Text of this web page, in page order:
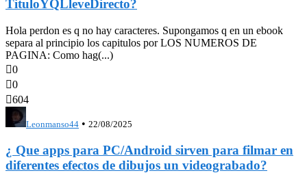
TituloYQLleveDirecto?
Hola perdon es q no hay caracteres. Supongamos q en un ebook
separa al principio los capitulos por LOS NUMEROS DE
PAGINA: Como hag(...)
0
0
604
Leonmanso44 • 22/08/2025
¿ Que apps para PC/Android sirven para filmar en
diferentes efectos de dibujos un videograbado?